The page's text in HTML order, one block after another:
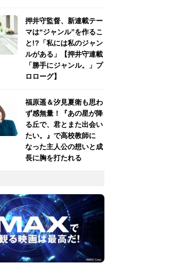
押井守監督、新連載テー
マは“ジャンル”を作るこ
と!?「私には私のジャン
ルがある」【押井守連載
「勝手にジャンル。」プ
ロローグ】
福原遥＆汐見夏衛も思わ
ず感無量！『あの星が降
る丘で、君とまた出会い
たい。』で高校教師に
なった主人公の想いと成
長に胸を打たれる